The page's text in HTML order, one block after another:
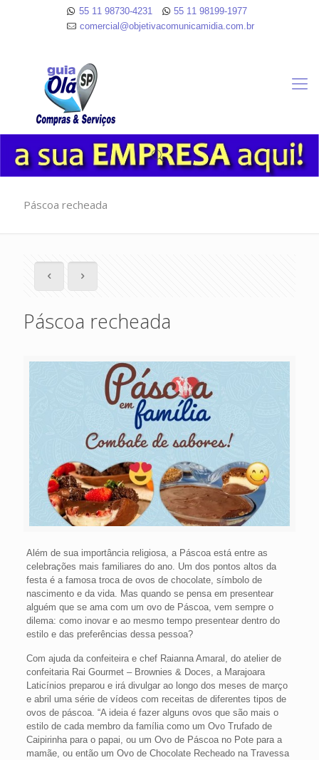
55 11 98730-4231
55 11 98199-1977
comercial@objetivacomunicamidia.com.br
Páscoa recheada
Páscoa recheada
Além de sua importância religiosa, a Páscoa está entre as
celebrações mais familiares do ano. Um dos pontos altos da
festa é a famosa troca de ovos de chocolate, símbolo de
nascimento e da vida. Mas quando se pensa em presentear
alguém que se ama com um ovo de Páscoa, vem sempre o
dilema: como inovar e ao mesmo tempo presentear dentro do
estilo e das preferências dessa pessoa?
Com ajuda da confeiteira e chef Raianna Amaral, do atelier de
confeitaria Rai Gourmet – Brownies & Doces, a Marajoara
Laticínios preparou e irá divulgar ao longo dos meses de março
e abril uma série de vídeos com receitas de diferentes tipos de
ovos de páscoa. “A ideia é fazer alguns ovos que são mais o
estilo de cada membro da família como um Ovo Trufado de
Caipirinha para o papai, ou um Ovo de Páscoa no Pote para a
mamãe, ou então um Ovo de Chocolate Recheado na Travessa